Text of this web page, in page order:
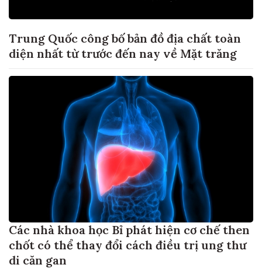
Trung Quốc công bố bản đồ địa chất toàn
diện nhất từ trước đến nay về Mặt trăng
Các nhà khoa học Bỉ phát hiện cơ chế then
chốt có thể thay đổi cách điều trị ung thư
di căn gan